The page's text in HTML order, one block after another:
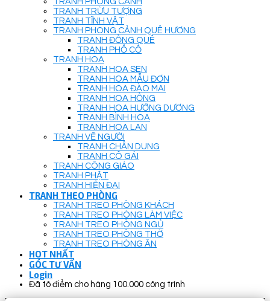
TRANH TRỪU TƯỢNG
TRANH TĨNH VẬT
TRANH PHONG CẢNH QUÊ HƯƠNG
TRANH ĐỒNG QUÊ
TRANH PHỐ CỔ
TRANH HOA
TRANH HOA SEN
TRANH HOA MẪU ĐƠN
TRANH HOA ĐÀO MAI
TRANH HOA HỒNG
TRANH HOA HƯỚNG DƯƠNG
TRANH BÌNH HOA
TRANH HOA LAN
TRANH VẼ NGƯỜI
TRANH CHÂN DUNG
TRANH CÔ GÁI
TRANH CÔNG GIÁO
TRANH PHẬT
TRANH HIỆN ĐẠI
TRANH THEO PHÒNG
TRANH TREO PHÒNG KHÁCH
TRANH TREO PHÒNG LÀM VIỆC
TRANH TREO PHÒNG NGỦ
TRANH TREO PHÒNG THỜ
TRANH TREO PHÒNG ĂN
HOT NHẤT
GÓC TƯ VẤN
Login
Đã tô điểm cho hàng 100.000 công trình